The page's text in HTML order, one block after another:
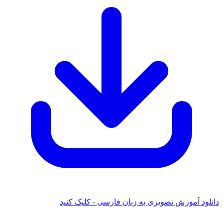
دانلود آموزش تصویری به زبان فارسی - کلیک کنید